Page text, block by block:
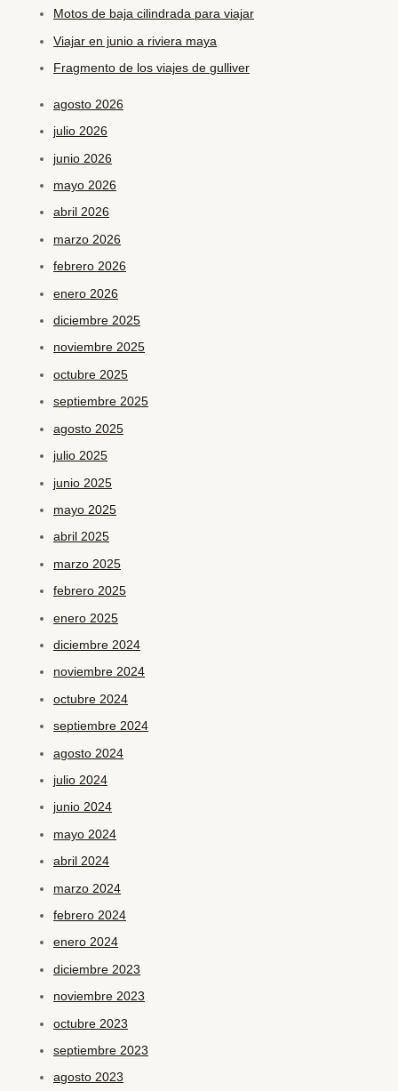
Motos de baja cilindrada para viajar
Viajar en junio a riviera maya
Fragmento de los viajes de gulliver
agosto 2026
julio 2026
junio 2026
mayo 2026
abril 2026
marzo 2026
febrero 2026
enero 2026
diciembre 2025
noviembre 2025
octubre 2025
septiembre 2025
agosto 2025
julio 2025
junio 2025
mayo 2025
abril 2025
marzo 2025
febrero 2025
enero 2025
diciembre 2024
noviembre 2024
octubre 2024
septiembre 2024
agosto 2024
julio 2024
junio 2024
mayo 2024
abril 2024
marzo 2024
febrero 2024
enero 2024
diciembre 2023
noviembre 2023
octubre 2023
septiembre 2023
agosto 2023